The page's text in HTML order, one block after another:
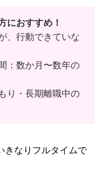
におすすめ！
、行動できていな
：数か月〜数年の
り・長期離職中の
きなりフルタイムで